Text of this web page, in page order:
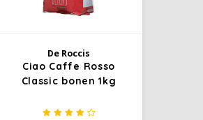
De Roccis
Ciao Caffe Rosso
Classic bonen 1kg